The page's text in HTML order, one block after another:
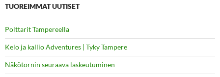
TUOREIMMAT UUTISET
Polttarit Tampereella
Kelo ja kallio Adventures | Tyky Tampere
Näkötornin seuraava laskeutuminen